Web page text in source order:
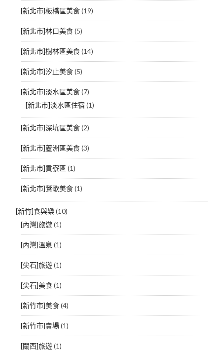
[新北市]板橋區美食(19)
[新北市]林口美食(5)
[新北市]樹林區美食(14)
[新北市]汐止美食(5)
[新北市]淡水區美食(7)
[新北市]淡水區住宿 (1)
[新北市]深坑區美食(2)
[新北市]蘆洲區美食(3)
[新北市]貢寮區 (1)
[新北市]鶯歌美食(1)
[新竹]食與樂(10)
[內灣]旅遊(1)
[內灣]溫泉 (1)
[尖石]旅遊(1)
[尖石]美食(1)
[新竹市]美食(4)
[新竹市]賣場(1)
[關西]旅遊(1)